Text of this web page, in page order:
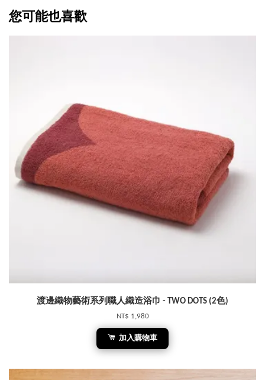
您可能也喜歡
渡邊織物藝術系列職人織造浴巾 - TWO DOTS (2色)
NT$ 1,980
加入購物車